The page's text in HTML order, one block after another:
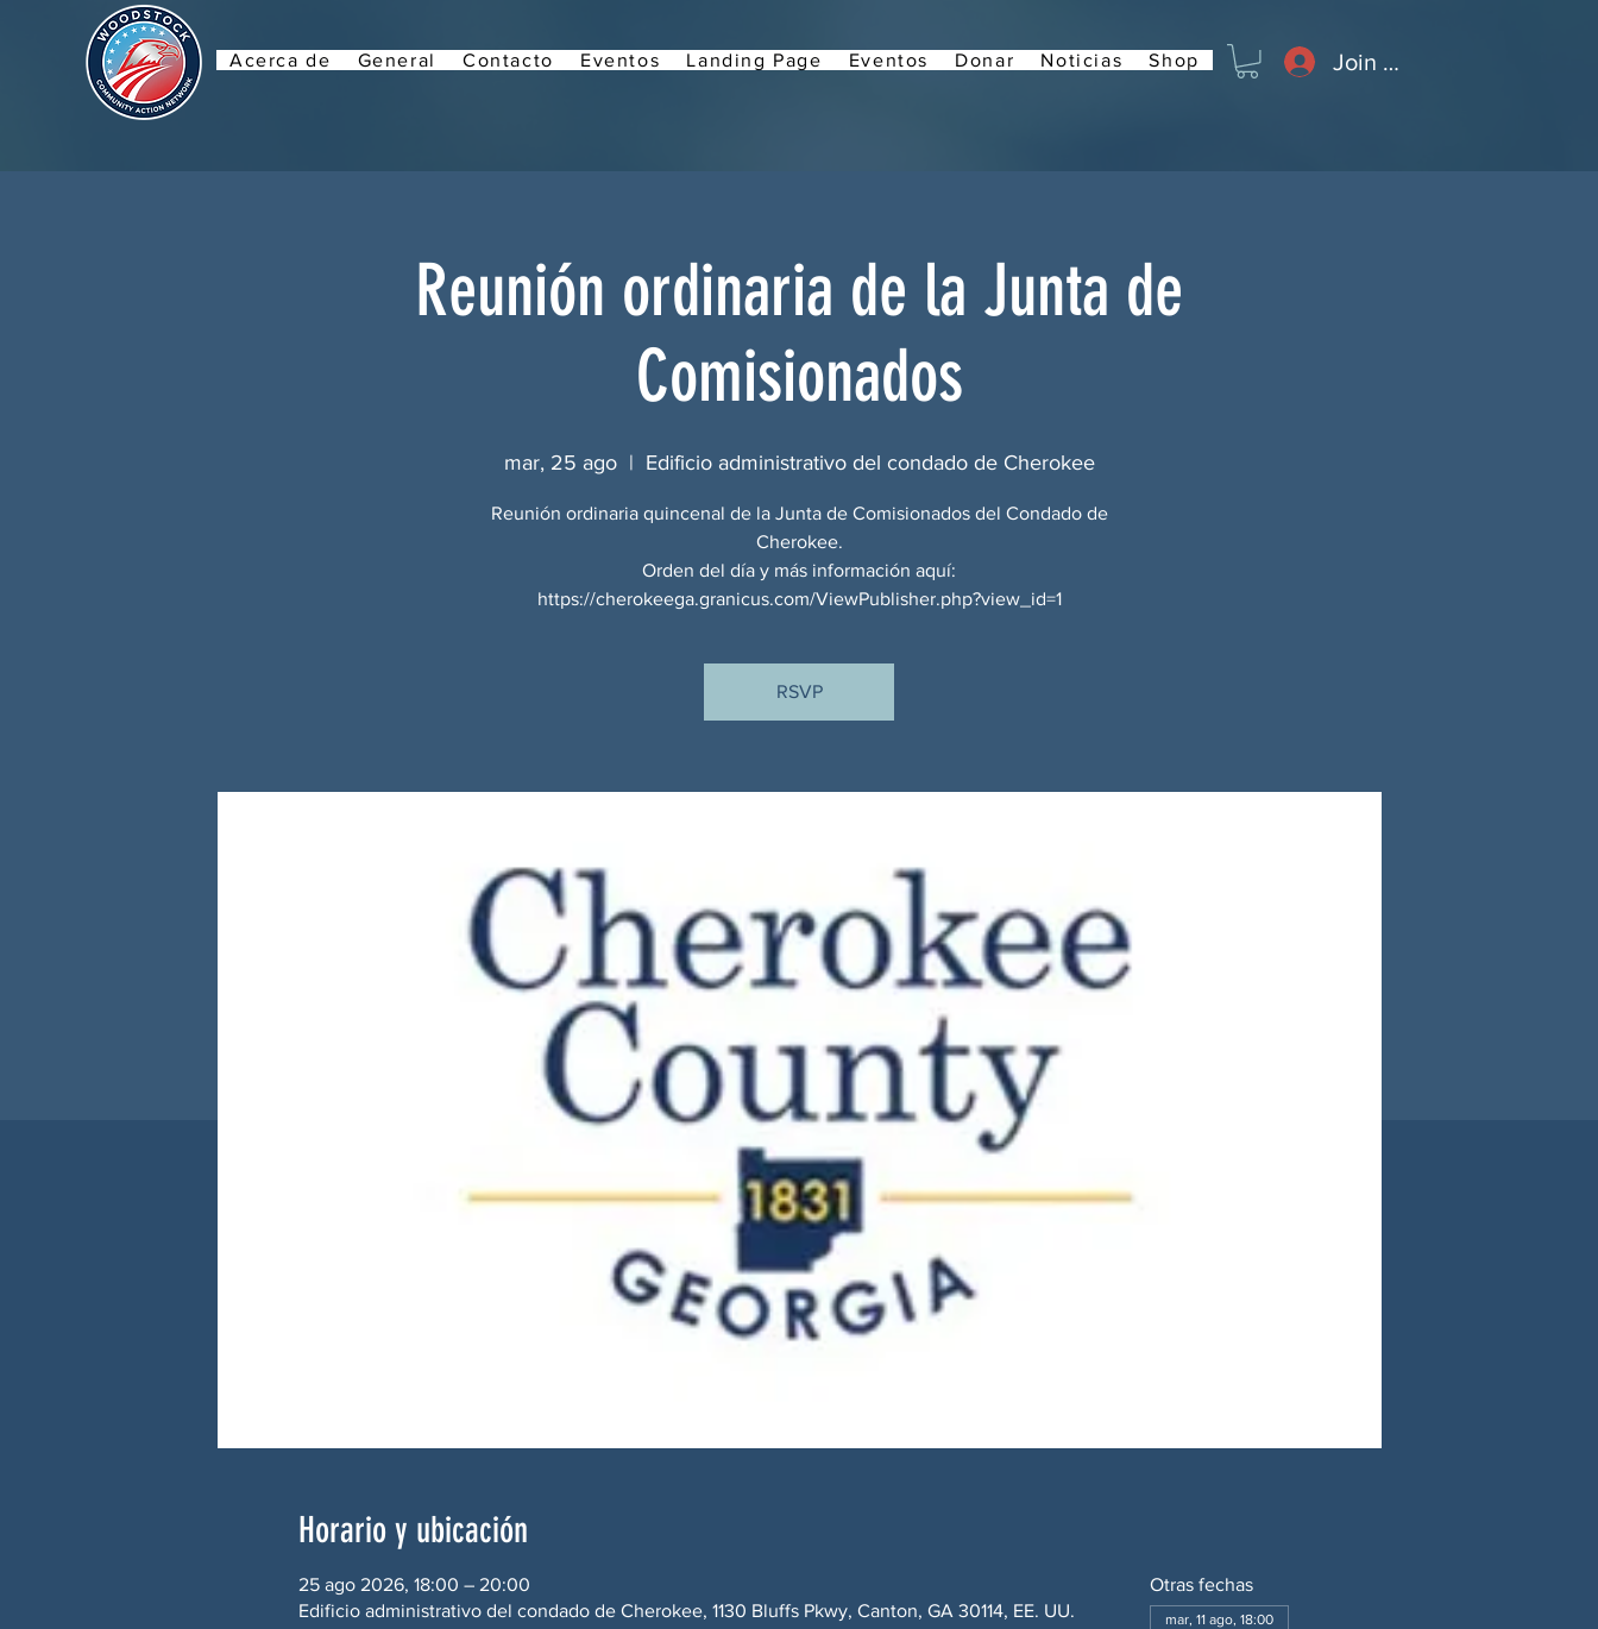
Acerca de General Contacto Eventos Landing Page Eventos Donar Noticias Shop Join or Log In
Reunión ordinaria de la Junta de
Comisionados
mar, 25 ago
  |
Edificio administrativo del condado de Cherokee
Reunión ordinaria quincenal de la Junta de Comisionados del Condado de
Cherokee.
Orden del día y más información aquí:
https://cherokeega.granicus.com/ViewPublisher.php?view_id=1
RSVP
Horario y ubicación
25 ago 2026, 18:00 – 20:00
Edificio administrativo del condado de Cherokee, 1130 Bluffs Pkwy, Canton, GA 30114, EE. UU.
Otras fechas
mar, 11 ago, 18:00